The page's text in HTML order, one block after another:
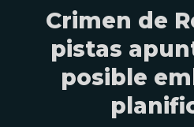
Crimen de
pistas
posible